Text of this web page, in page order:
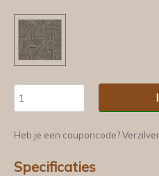
Heb je een couponcode?
Specificaties